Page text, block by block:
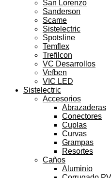
San Lorenzo
Sanderson
Scame
Sistelectric
Spotsline
Temflex
Trefilcon
VC Desarrollos
Vefben
VIC LED
Sistelectric
Accesorios
Abrazaderas
Conectores
Cuplas
Curvas
Grampas
Resortes
Caños
Aluminio